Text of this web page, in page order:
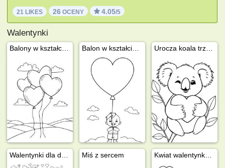
21 LIKES 26 OCENY 4.05/5
Walentynki
Miś z sercem